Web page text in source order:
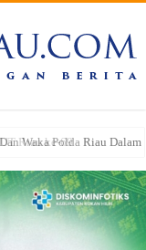
Waka Polda Riau Dalam